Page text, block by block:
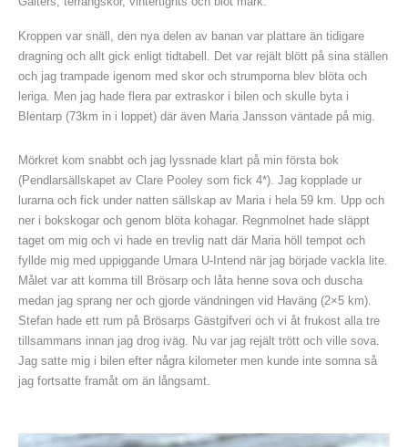
Kroppen var snäll, den nya delen av banan var plattare än tidigare
dragning och allt gick enligt tidtabell. Det var rejält blött på sina ställen
och jag trampade igenom med skor och strumporna blev blöta och
leriga. Men jag hade flera par extraskor i bilen och skulle byta i
Blentarp (73km in i loppet) där även Maria Jansson väntade på mig.
Mörkret kom snabbt och jag lyssnade klart på min första bok
(Pendlarsällskapet av Clare Pooley som fick 4*). Jag kopplade ur
lurarna och fick under natten sällskap av Maria i hela 59 km. Upp och
ner i bokskogar och genom blöta kohagar. Regnmolnet hade släppt
taget om mig och vi hade en trevlig natt där Maria höll tempot och
fyllde mig med uppiggande Umara U-Intend när jag började vackla lite.
Målet var att komma till Brösarp och låta henne sova och duscha
medan jag sprang ner och gjorde vändningen vid Haväng (2×5 km).
Stefan hade ett rum på Brösarps Gästgifveri och vi åt frukost alla tre
tillsammans innan jag drog iväg. Nu var jag rejält trött och ville sova.
Jag satte mig i bilen efter några kilometer men kunde inte somna så
jag fortsatte framåt om än långsamt.